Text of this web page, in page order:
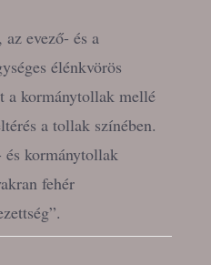
evező- és a
élénkvörös
a kormánytollak mellé
a tollak színében.
és kormánytollak
fehér